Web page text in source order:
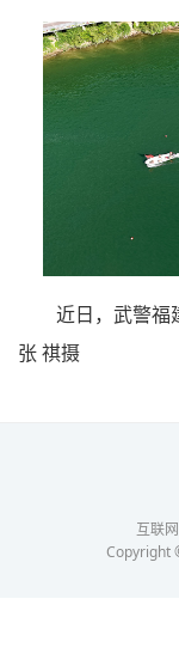
近日，武警福
张 祺摄
互联
Copyright